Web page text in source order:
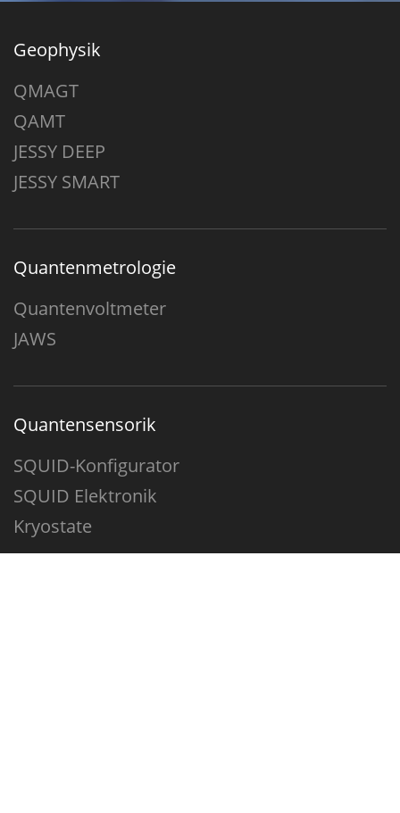
Geophysik
QMAGT
QAMT
JESSY DEEP
JESSY SMART
Quantenmetrologie
Quantenvoltmeter
JAWS
Quantensensorik
SQUID-Konfigurator
SQUID Elektronik
Kryostate